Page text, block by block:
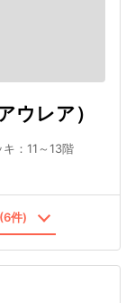
ウレア）
：11～13階
件)